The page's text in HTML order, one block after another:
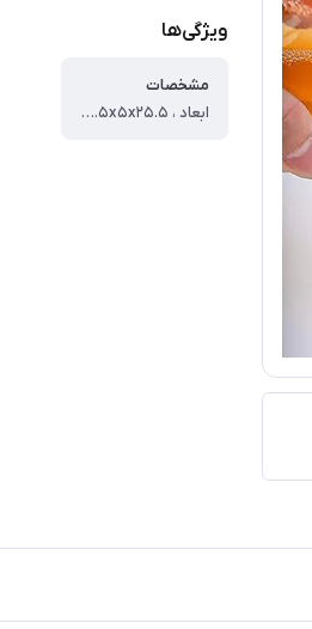
ویژگی‌ها
مشخصات
ابعاد ، ۲۵.۵x۵x۲۵.۵ سانتی‌متر ، وزن ، ۳۰۰ گرم ، جنس بدنه ، شیشه ، قابلیت شست‌وشو ، با دست ، با ماشین ظرف‌شویی